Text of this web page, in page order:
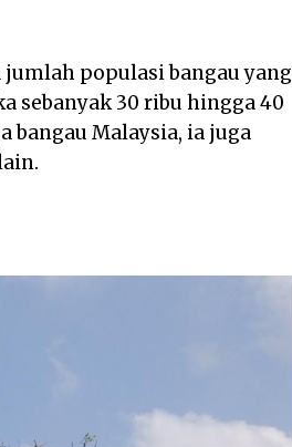
jumlah populasi bangau yang
sebanyak 30 ribu hingga 40
bangau Malaysia, ia juga